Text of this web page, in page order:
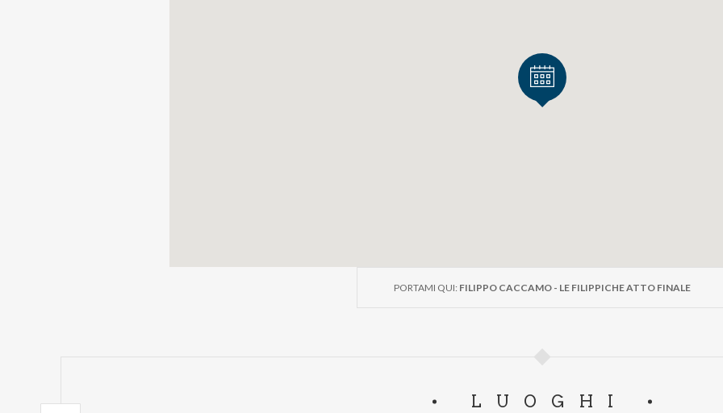
PORTAMI QUI: FILIPPO CACCAMO - LE FILIPPICHE ATTO FINALE
LUOGHI